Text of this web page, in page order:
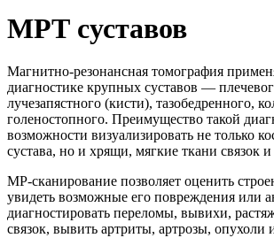
МРТ суставов
Магнитно-резонансная томография
диагностике крупных суставов —
лучезапястного (кисти), тазобедренного,
голеностопного. Преимущество такой
возможности визуализировать не только
сустава, но и хрящи, мягкие ткани связок
МР-сканирование позволяет оценить
увидеть возможные его повреждения или
диагностировать переломы, вывихи,
связок, вывить артриты, артрозы, опухоли